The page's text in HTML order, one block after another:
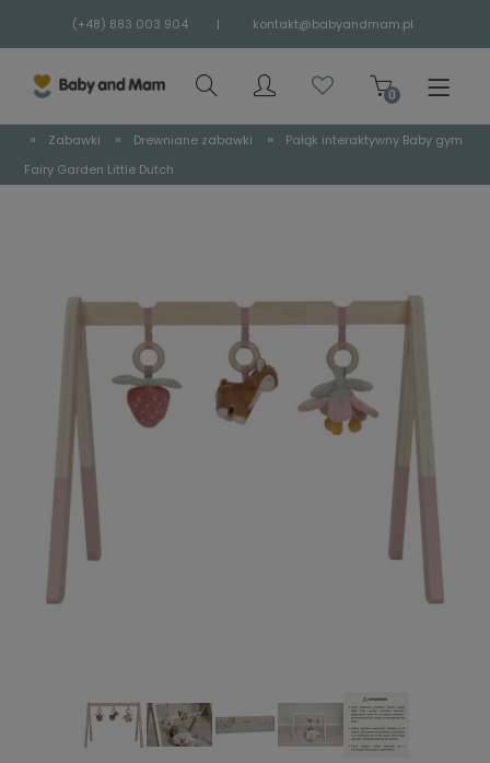
(+48) 883 003 904 | kontakt@babyandmam.pl
» Zabawki » Drewniane zabawki »
Pałąk interaktywny Baby gym
Fairy Garden Little Dutch